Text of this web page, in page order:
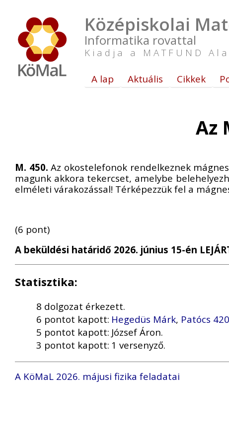
Középiskolai
Informatika rovattal
Kiadja a MATFUND
A lap Aktuális Cikkek
Az
M. 450. Az okostelefonok rendelkeznek
magunk akkora tekercset, amelybe
elméleti várakozással! Térképezzük fel a
(6 pont)
A beküldési határidő 2026. június 15-én
Statisztika:
8 dolgozat érkezett.
6 pontot kapott: Hegedüs Márk, Patócs
5 pontot kapott: József Áron.
3 pontot kapott: 1 versenyző.
A KöMaL 2026. májusi fizika feladatai